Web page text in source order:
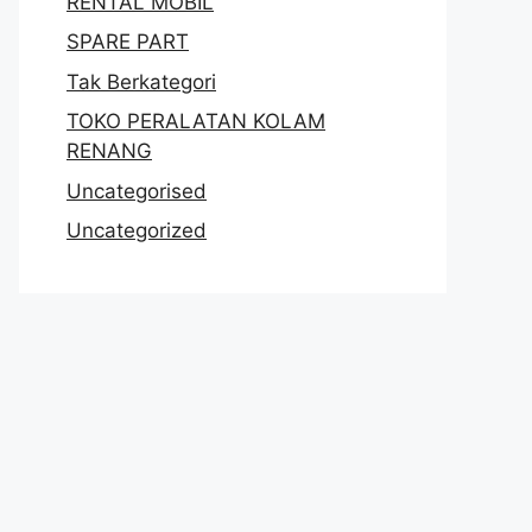
SPARE PART
Tak Berkategori
TOKO PERALATAN KOLAM
RENANG
Uncategorised
Uncategorized